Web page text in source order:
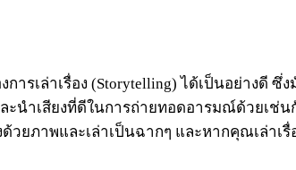
การเล่าเรื่อง (Storytelling) ได้เป็นอย่าง
นำเสียงที่ดีในการถ่ายทอดอารมณ์ด้วยเช่
วยภาพและเล่าเป็นฉากๆ และหากคุณเล่